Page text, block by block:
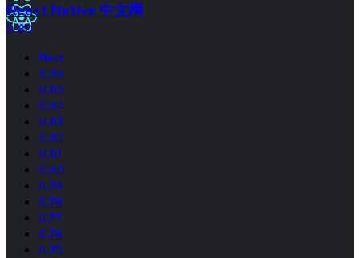
React Native 中文网
0.80
Next
0.86
0.85
0.84
0.83
0.82
0.81
0.80
0.79
0.78
0.77
0.76
0.75